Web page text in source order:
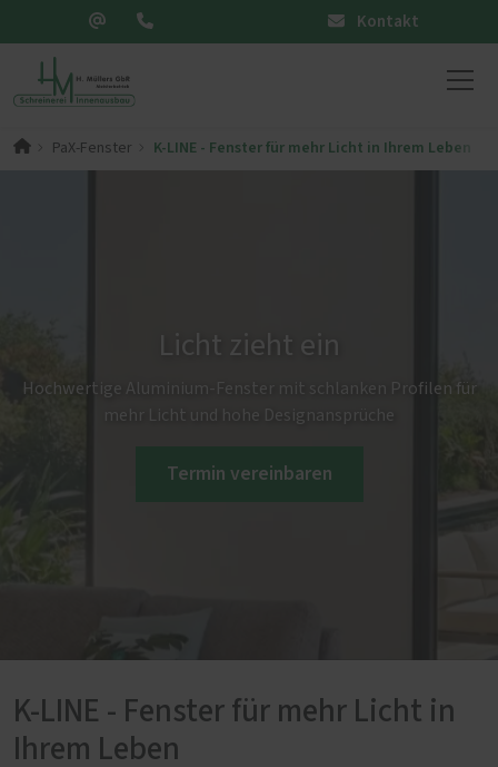
Kontakt
PaX-Fenster K-LINE - Fenster für mehr Licht in Ihrem Leben
Licht zieht ein
Hochwertige Aluminium-Fenster mit schlanken Profilen für
mehr Licht und hohe Designansprüche
Termin vereinbaren
K-LINE - Fenster für mehr Licht in
Ihrem Leben